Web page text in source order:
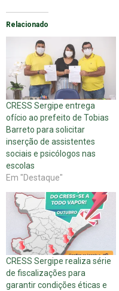
Relacionado
CRESS Sergipe entrega
ofício ao prefeito de Tobias
Barreto para solicitar
inserção de assistentes
sociais e psicólogos nas
escolas
Em "Destaque"
CRESS Sergipe realiza série
de fiscalizações para
garantir condições éticas e